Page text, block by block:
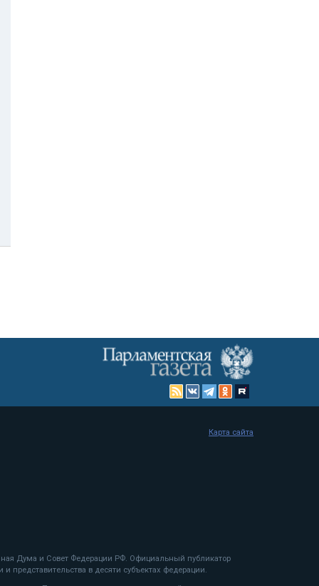
Дума и Совет Федерации РФ. Официальный публикатор
представительства в десяти субъектах федерации.
Карта сайта